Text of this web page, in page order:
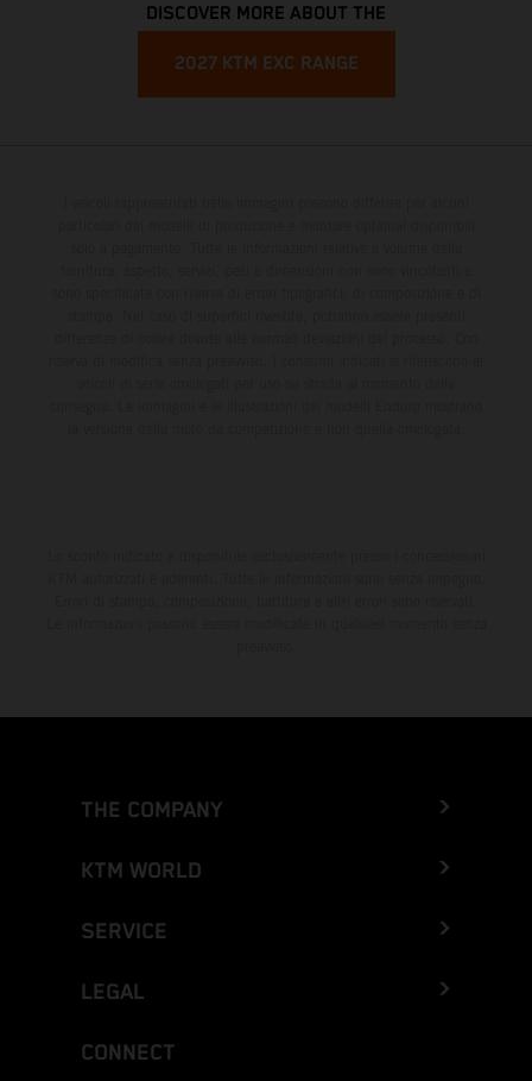
DISCOVER MORE ABOUT THE
2027 KTM EXC RANGE
THE COMPANY
KTM WORLD
SERVICE
LEGAL
CONNECT